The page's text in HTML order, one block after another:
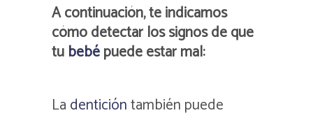
A continuación, te indicamos
cómo detectar los signos de que
tu bebépuede estar mal:
La denticióntambién puede